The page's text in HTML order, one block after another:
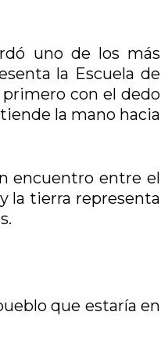
uno de los más
la Escuela de
con el dedo
la mano hacia
encuentro entre el
la tierra representa
que estaría en